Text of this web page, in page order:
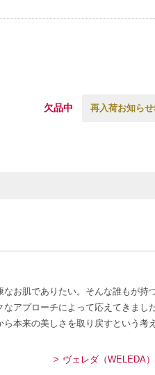
欠品中 再入荷お知ら
お肌でありたい。そんな誰もが持
アプローチによって応えてきまし
本来の美しさを取り戻すという考
ヴェレダ（WELEDA